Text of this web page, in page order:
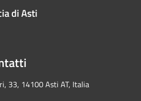
di Asti
33, 14100 Asti AT, Italia